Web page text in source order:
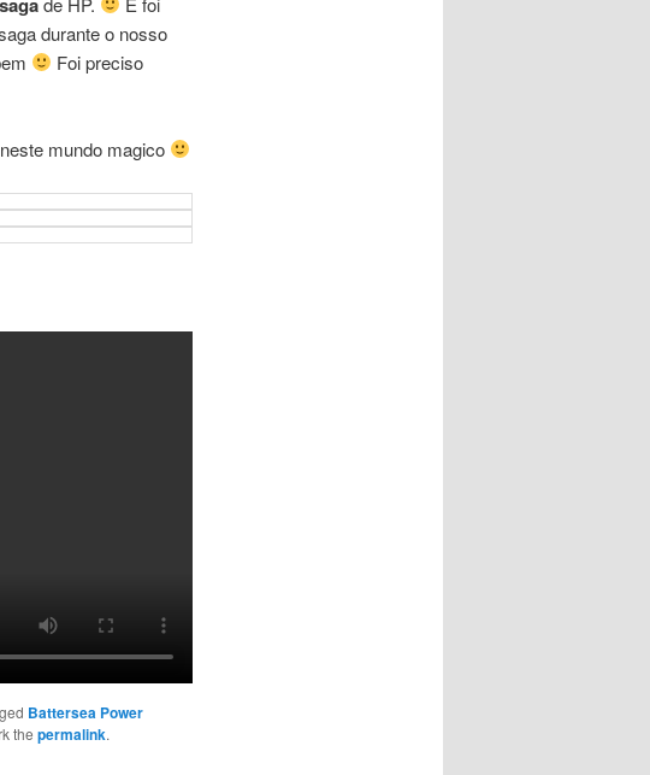
durante o nosso
Foi preciso
mundo magico
Battersea Power
the permalink.